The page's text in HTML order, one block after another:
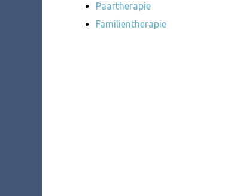
Paartherapie
Familientherapie